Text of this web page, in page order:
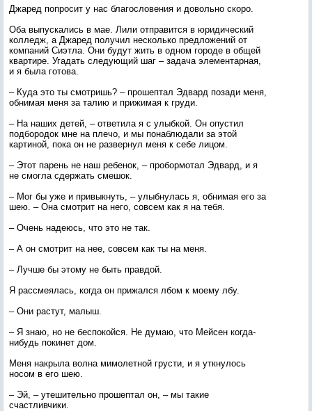
Джаред попросит у нас благословения и довольно скоро.
Оба выпускались в мае. Лили отправится в юридический
колледж, а Джаред получил несколько предложений от
компаний Сиэтла. Они будут жить в одном городе в общей
квартире. Угадать следующий шаг – задача элементарная,
и я была готова.
– Куда это ты смотришь? – прошептал Эдвард позади меня,
обнимая меня за талию и прижимая к груди.
– На наших детей, – ответила я с улыбкой. Он опустил
подбородок мне на плечо, и мы понаблюдали за этой
картиной, пока он не развернул меня к себе лицом.
– Этот парень не наш ребенок, – пробормотал Эдвард, и я
не смогла сдержать смешок.
– Мог бы уже и привыкнуть, – улыбнулась я, обнимая его за
шею. – Она смотрит на него, совсем как я на тебя.
– Очень надеюсь, что это не так.
– А он смотрит на нее, совсем как ты на меня.
– Лучше бы этому не быть правдой.
Я рассмеялась, когда он прижался лбом к моему лбу.
– Они растут, малыш.
– Я знаю, но не беспокойся. Не думаю, что Мейсен когда-
нибудь покинет дом.
Меня накрыла волна мимолетной грусти, и я уткнулось
носом в его шею.
– Эй, – утешительно прошептал он, – мы такие
счастливчики.